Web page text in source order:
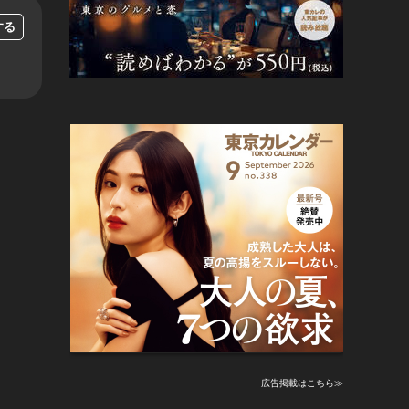
る
広告掲載はこちら≫